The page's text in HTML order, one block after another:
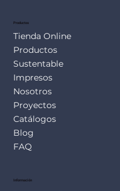
Productos
Tienda Online
Productos
Sustentable
Impresos
Nosotros
Proyectos
Catálogos
Blog
FAQ
Información